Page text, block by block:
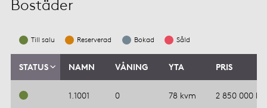
Bostäder
Till salu Reserverad Bokad Såld
STATUS NAMN VÅNING YTA PRIS
1.1001 0 78 kvm 2 850 000 kr